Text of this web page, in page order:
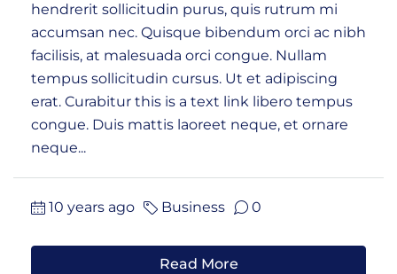
hendrerit sollicitudin purus, quis rutrum mi
accumsan nec. Quisque bibendum orci ac nibh
facilisis, at malesuada orci congue. Nullam
tempus sollicitudin cursus. Ut et adipiscing
erat. Curabitur this is a text link libero tempus
congue. Duis mattis laoreet neque, et ornare
neque...
10 years ago Business 0
Read More